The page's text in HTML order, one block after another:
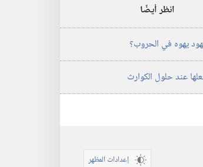
انظر أيضًا
يهوه في الحروب؟‏
عند حلول الكوارث
إعدادات المظهر